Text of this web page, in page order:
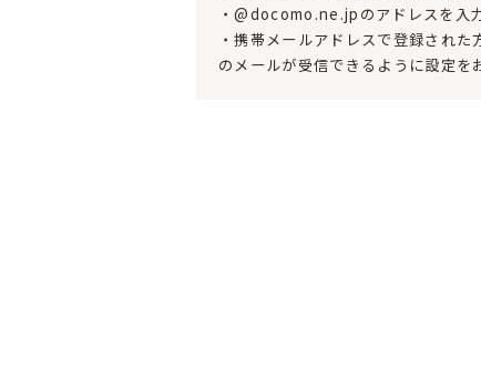
・@docomo.ne.jpのアドレスを入
・携帯メールアドレスで登録され
のメールが受信できるように設定を